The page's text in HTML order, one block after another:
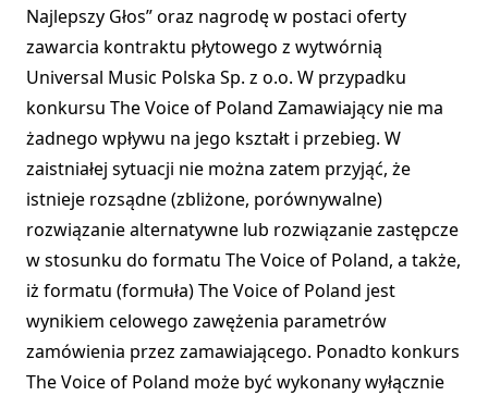
Najlepszy Głos” oraz nagrodę w postaci oferty
zawarcia kontraktu płytowego z wytwórnią
Universal Music Polska Sp. z o.o. W przypadku
konkursu The Voice of Poland Zamawiający nie ma
żadnego wpływu na jego kształt i przebieg. W
zaistniałej sytuacji nie można zatem przyjąć, że
istnieje rozsądne (zbliżone, porównywalne)
rozwiązanie alternatywne lub rozwiązanie zastępcze
w stosunku do formatu The Voice of Poland, a także,
iż formatu (formuła) The Voice of Poland jest
wynikiem celowego zawężenia parametrów
zamówienia przez zamawiającego. Ponadto konkurs
The Voice of Poland może być wykonany wyłącznie